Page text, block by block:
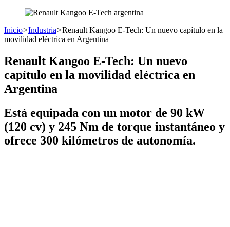
Inicio>Industria>Renault Kangoo E-Tech: Un nuevo capítulo en la
movilidad eléctrica en Argentina
Renault Kangoo E-Tech: Un nuevo
capítulo en la movilidad eléctrica en
Argentina
Está equipada con un motor de 90 kW
(120 cv) y 245 Nm de torque instantáneo y
ofrece 300 kilómetros de autonomía.